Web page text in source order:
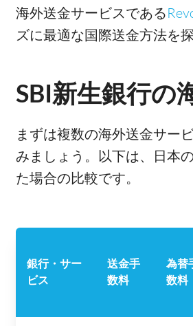
海外送金サービスである
ズに最適な国際送金方法を
SBI新生銀行の
まずは複数の海外送金サー
みましょう。以下は、日本
た場合の比較です。
銀行・サー
ビス
送金手
数料
為替
数料